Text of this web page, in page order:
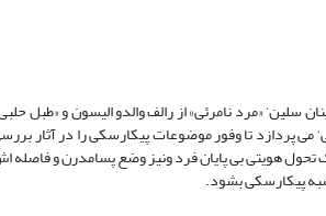
«مرد نامرئی» از رالف والدو الیسون و «طبل
پردازد تا وفور موضوعات پیکارسکی را در آثار
تحول هویتی بی پایان فرد ونیز وضع پسامدرن و
پیکارسکی بشود.